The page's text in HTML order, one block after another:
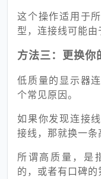
这个操作适用于
型，连接线可能由
方法三：更换你
低质量的显示器
个常见原因。
如果你发现连接
接线，那就换一条
所谓高质量，是
的，或者有口碑的